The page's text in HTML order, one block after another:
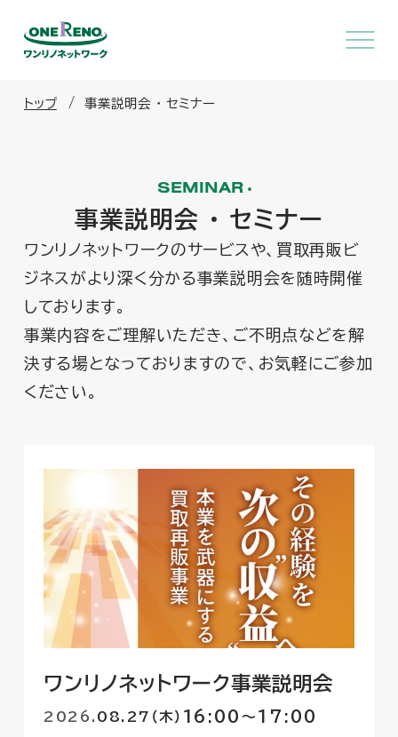
トップ 事業説明会 ・ セミナー
SEMINAR
事業説明会 ・ セミナー
ワンリノネットワークのサービスや、買取再販ビ
ジネスがより深く分かる事業説明会を随時開催
しております。
事業内容をご理解いただき、ご不明点などを解
決する場となっておりますので、お気軽にご参加
ください。
ワンリノネットワーク事業説明会
2026 . 08.27（木） 16:00〜17:00